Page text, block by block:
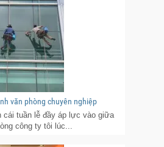
văn phòng chuyên nghiệp
cái tuần lễ đầy áp lực vào giữa
công ty tôi lúc...